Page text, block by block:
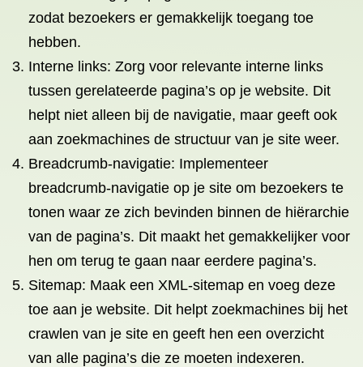
zodat bezoekers er gemakkelijk toegang toe
hebben.
Interne links: Zorg voor relevante interne links
tussen gerelateerde pagina’s op je website. Dit
helpt niet alleen bij de navigatie, maar geeft ook
aan zoekmachines de structuur van je site weer.
Breadcrumb-navigatie: Implementeer
breadcrumb-navigatie op je site om bezoekers te
tonen waar ze zich bevinden binnen de hiërarchie
van de pagina’s. Dit maakt het gemakkelijker voor
hen om terug te gaan naar eerdere pagina’s.
Sitemap: Maak een XML-sitemap en voeg deze
toe aan je website. Dit helpt zoekmachines bij het
crawlen van je site en geeft hen een overzicht
van alle pagina’s die ze moeten indexeren.